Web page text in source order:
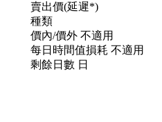
賣出價(延遲*)
種類
價內/價外 不適用
每日時間值損耗 不適用
剩餘日數 日